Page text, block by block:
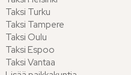
Taksi Turku
Taksi Tampere
Taksi Oulu
Taksi Espoo
Taksi Vantaa